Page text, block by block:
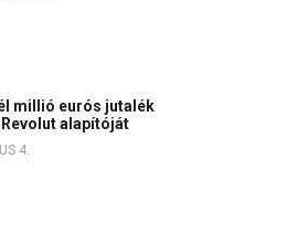
millió eurós jutalék
alapítóját
4.